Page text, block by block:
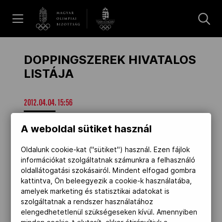
Hírek
Dakar 2026
Los Angeles 2028
MOB
DOPPINGSZEREK HIVATALOS
LISTÁJA
2012.04.04. 15:56
A weboldal sütiket használ
Oldalunk cookie-kat ("sütiket") használ. Ezen fájlok
információkat szolgáltatnak számunkra a felhasználó
oldallátogatási szokásairól. Mindent elfogad gombra
kattintva, Ön beleegyezik a cookie-k használatába,
amelyek marketing és statisztikai adatokat is
szolgáltatnak a rendszer használatához
elengedhetetlenül szükségeseken kívül. Amennyiben